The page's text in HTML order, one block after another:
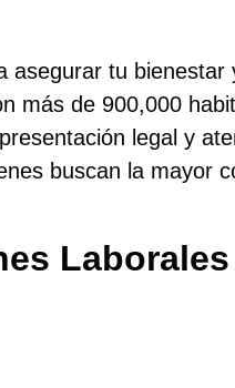
asegurar tu
más de 900,000
legal y
buscan la mayor